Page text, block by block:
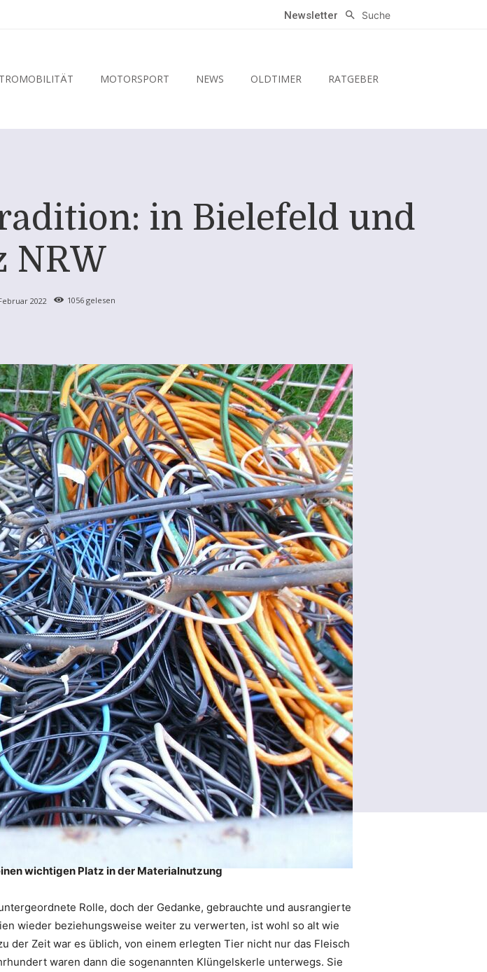
Newsletter Suche
MOTORSPORT NEWS OLDTIMER RATGEBER
in Bielefeld und
NRW
2022 1056 gelesen
wichtigen Platz in der Materialnutzung
Rolle, doch der Gedanke, gebrauchte und ausrangierte
wieder beziehungsweise weiter zu verwerten, ist wohl so alt wie
der Zeit war es üblich, von einem erlegten Tier nicht nur das Fleisch
waren dann die sogenannten Klüngelskerle unterwegs. Sie